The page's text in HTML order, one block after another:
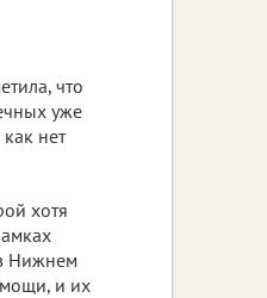
что
уже
нет
хотя
Нижнем
и их